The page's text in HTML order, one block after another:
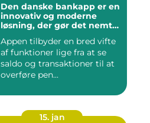
Den danske bankapp er en
innovativ og moderne
løsning, der gør det nemt
at administrere deres
økonomiske forhold
Appen tilbyder en bred vifte
af funktioner lige fra at se
saldo og transaktioner til at
overføre pen...
15. jan